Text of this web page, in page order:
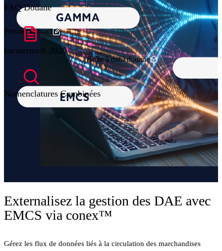
Prendre contact
Boîte à outil douane
Externalisez la gestion des DAE avec
EMCS via conex™
Gérez les flux de données liés à la circulation des marchandises
FAQ Douane
Incoterms® 2020
Nomenclatures Combinées